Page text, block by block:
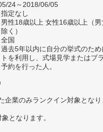
24～2018/06/05
定なし
性18歳以上 女性16歳以上（
除く）
国
去5年以内に自分の挙式のた
トを利用し、式場見学またはブ
予約を行った人。
業のみランクイン対象とな
となります。